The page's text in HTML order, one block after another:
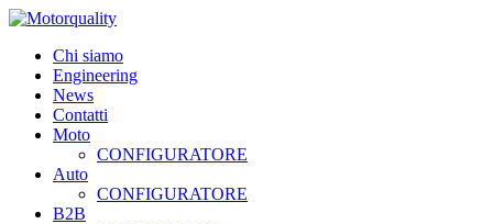
Chi siamo
Engineering
News
Contatti
Moto
CONFIGURATORE
Auto
CONFIGURATORE
B2B